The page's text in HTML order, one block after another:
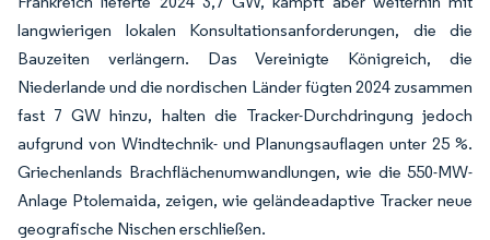
langwierigen lokalen Konsultationsanforderungen, die die
Bauzeiten verlängern. Das Vereinigte Königreich, die
Niederlande und die nordischen Länder fügten 2024 zusammen
fast 7 GW hinzu, halten die Tracker-Durchdringung jedoch
aufgrund von Windtechnik- und Planungsauflagen unter 25 %.
Griechenlands Brachflächenumwandlungen, wie die 550-MW-
Anlage Ptolemaida, zeigen, wie geländeadaptive Tracker neue
geografische Nischen erschließen.